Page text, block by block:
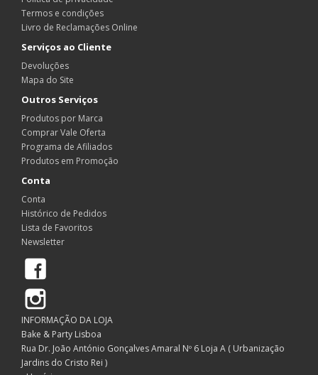
Termos e condições
Livro de Reclamações Online
Serviços ao Cliente
Devoluções
Mapa do Site
Outros Serviços
Produtos por Marca
Comprar Vale Oferta
Programa de Afiliados
Produtos em Promoção
Conta
Conta
Histórico de Pedidos
Lista de Favoritos
Newsletter
INFORMAÇÃO DA LOJA
Bake & Party Lisboa
Rua Dr. João António Gonçalves Amaral Nº 6 Loja A ( Urbanização
Jardins do Cristo Rei )